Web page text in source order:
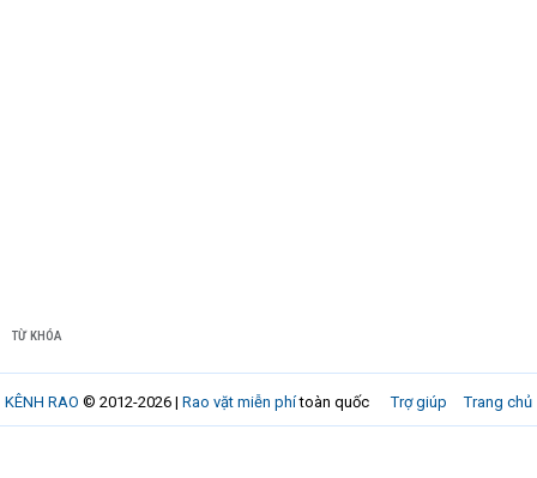
TỪ KHÓA
Trợ giúp Trang chủ
KÊNH RAO © 2012-2026 | Rao vặt miễn phítoàn quốc